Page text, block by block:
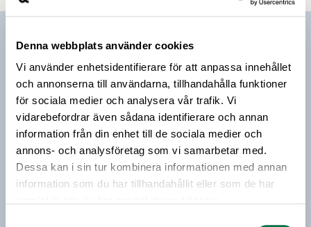
Denna webbplats använder cookies
Vi använder enhetsidentifierare för att anpassa innehållet
och annonserna till användarna, tillhandahålla funktioner
för sociala medier och analysera vår trafik. Vi
vidarebefordrar även sådana identifierare och annan
information från din enhet till de sociala medier och
annons- och analysföretag som vi samarbetar med.
Dessa kan i sin tur kombinera informationen med annan
information som du har tillhandahållit eller som de har
hyresvärdar, däribland flera offentligt ägda
av de drabbade företagen är Chokladfabriken
som ägs och drivs av Ellinor och Martin Isaksson.
Prenumerera på vårt nyhetsbrev
Vårt nyhetsbrev kommer ut 3-4 gånger i månaden och
riktar sig till alla med ett intresse för
livsmedelsföretagande och den svenska
livsmedelsbranschen. När du anmäler dig till vårt
nyhetsbrev godkänner du Livsmedelsföretagens
hantering av personuppgifter.